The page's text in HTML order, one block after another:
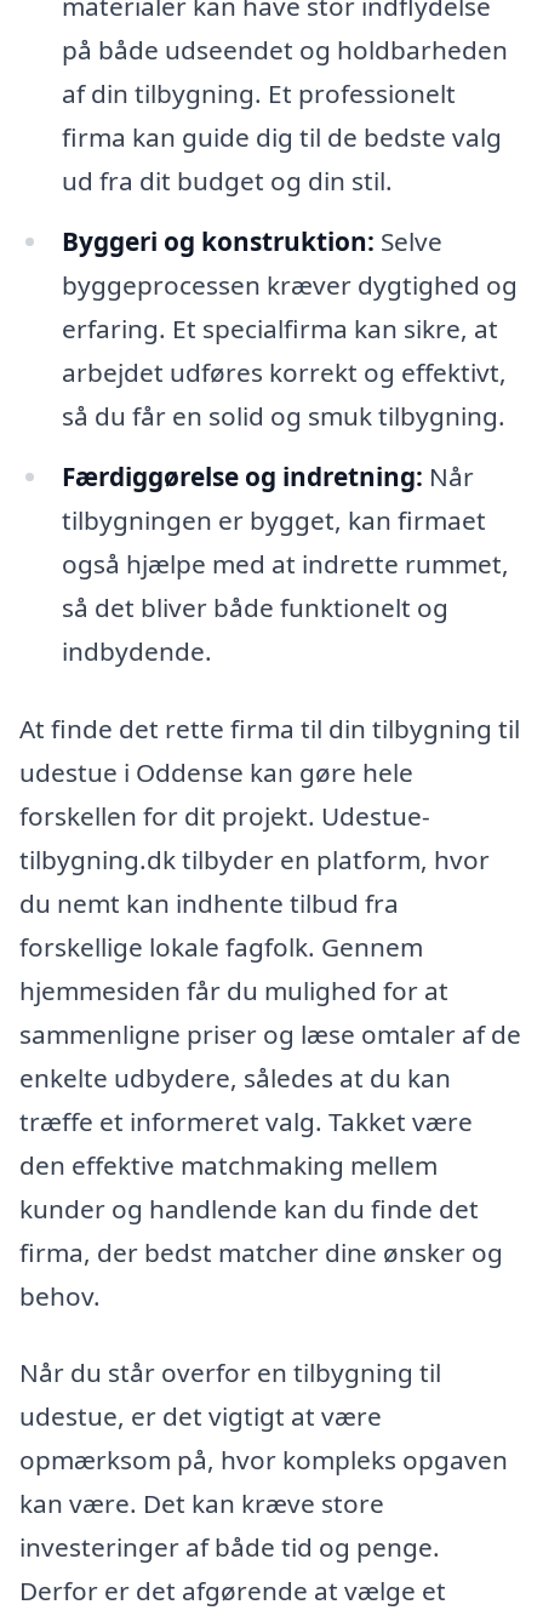
på både udseendet og holdbarheden
af din tilbygning. Et professionelt
firma kan guide dig til de bedste valg
ud fra dit budget og din stil.
Byggeri og konstruktion: Selve
byggeprocessen kræver dygtighed og
erfaring. Et specialfirma kan sikre, at
arbejdet udføres korrekt og effektivt,
så du får en solid og smuk tilbygning.
Færdiggørelse og indretning: Når
tilbygningen er bygget, kan firmaet
også hjælpe med at indrette rummet,
så det bliver både funktionelt og
indbydende.
At finde det rette firma til din tilbygning til
udestue i Oddense kan gøre hele
forskellen for dit projekt. Udestue-
tilbygning.dk tilbyder en platform, hvor
du nemt kan indhente tilbud fra
forskellige lokale fagfolk. Gennem
hjemmesiden får du mulighed for at
sammenligne priser og læse omtaler af de
enkelte udbydere, således at du kan
træffe et informeret valg. Takket være
den effektive matchmaking mellem
kunder og handlende kan du finde det
firma, der bedst matcher dine ønsker og
behov.
Når du står overfor en tilbygning til
udestue, er det vigtigt at være
opmærksom på, hvor kompleks opgaven
kan være. Det kan kræve store
investeringer af både tid og penge.
Derfor er det afgørende at vælge et